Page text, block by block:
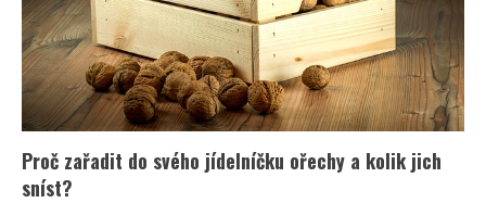
Proč zařadit do svého jídelníčku ořechy a kolik jich
sníst?